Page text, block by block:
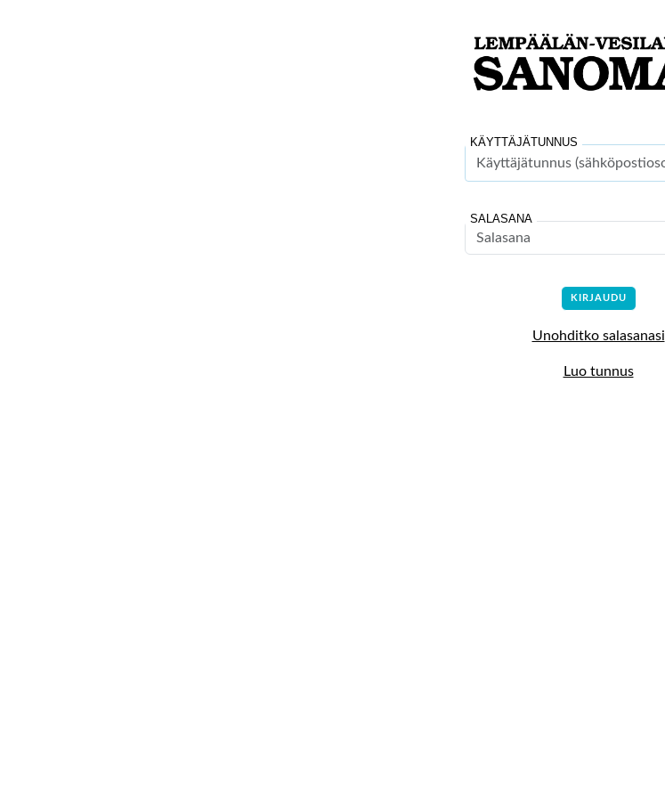
KÄYTTÄJÄTUNNUS
SALASANA
Unohditko salasanasi
Luo tunnus